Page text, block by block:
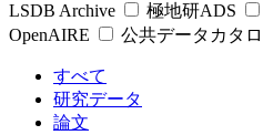
LSDB Archive
極地研ADS
OpenAIRE
公共データカタ
すべて
研究データ
論文